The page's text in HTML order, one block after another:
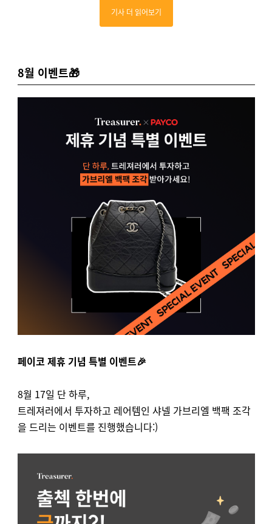
기사 더 읽어보기
8월 이벤트🎁
페이코 제휴 기념 특별 이벤트🎉
8월 17일 단 하루,
트레져러에서 투자하고 레어템인 샤넬 가브리엘 백팩 조각
을 드리는 이벤트를 진행했습니다:)